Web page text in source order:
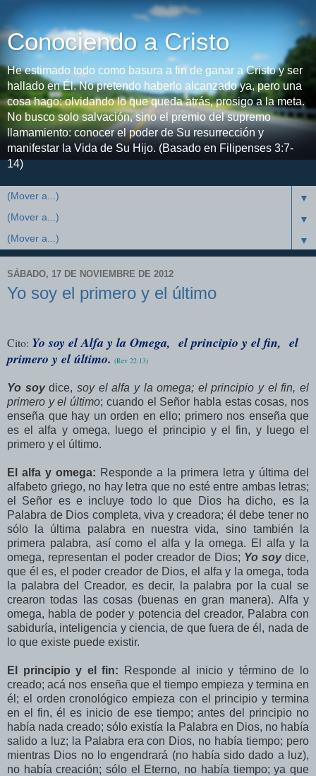
Conociendo a Cristo
He estimado todo como basura a fin de ganar a Cristo y ser
hallado en Él. No pretendo haberlo alcanzado ya, pero una
cosa hago: olvidando lo que queda atrás, prosigo a la meta.
No busco solo salvación, sino el premio del supremo
llamamiento: conocer el poder de Su resurrección y
manifestar la Vida de Su Hijo. (Basado en Filipenses 3:7-
14)
▼
▼
▼
SÁBADO, 17 DE NOVIEMBRE DE 2012
Yo soy el primero y el último
Cito: Yo soy el Alfa y la Omega, el principio y el fin, el
primero y el último. (Rev 22:13)
Yo soydice, soy el alfa y la omega; el principio y el fin, el
primero y el último; cuando el Señor habla estas cosas, nos
enseña que hay un orden en ello; primero nos enseña que
es el alfa y omega, luego el principio y el fin, y luego el
primero y el último.
El alfa y omega: Responde a la primera letra y última del
alfabeto griego, no hay letra que no esté entre ambas letras;
el Señor es e incluye todo lo que Dios ha dicho, es la
Palabra de Dios completa, viva y creadora; él debe tener no
sólo la última palabra en nuestra vida, sino también la
primera palabra, así como el alfa y la omega. El alfa y la
omega, representan el poder creador de Dios; Yo soydice,
que él es, el poder creador de Dios, el alfa y la omega, toda
la palabra del Creador, es decir, la palabra por la cual se
crearon todas las cosas (buenas en gran manera). Alfa y
omega, habla de poder y potencia del creador, Palabra con
sabiduría, inteligencia y ciencia, de que fuera de él, nada de
lo que existe puede existir.
El principio y el fin: Responde al inicio y término de lo
creado; acá nos enseña que el tiempo empieza y termina en
él; el orden cronológico empieza con el principio y termina
en el fin, él es inicio de ese tiempo; antes del principio no
había nada creado; sólo existía la Palabra en Dios, no había
salido a luz; la Palabra era con Dios, no había tiempo; pero
mientras Dios no lo engendrará (no había sido dado a luz),
no había creación; sólo el Eterno, no había tiempo; ya que